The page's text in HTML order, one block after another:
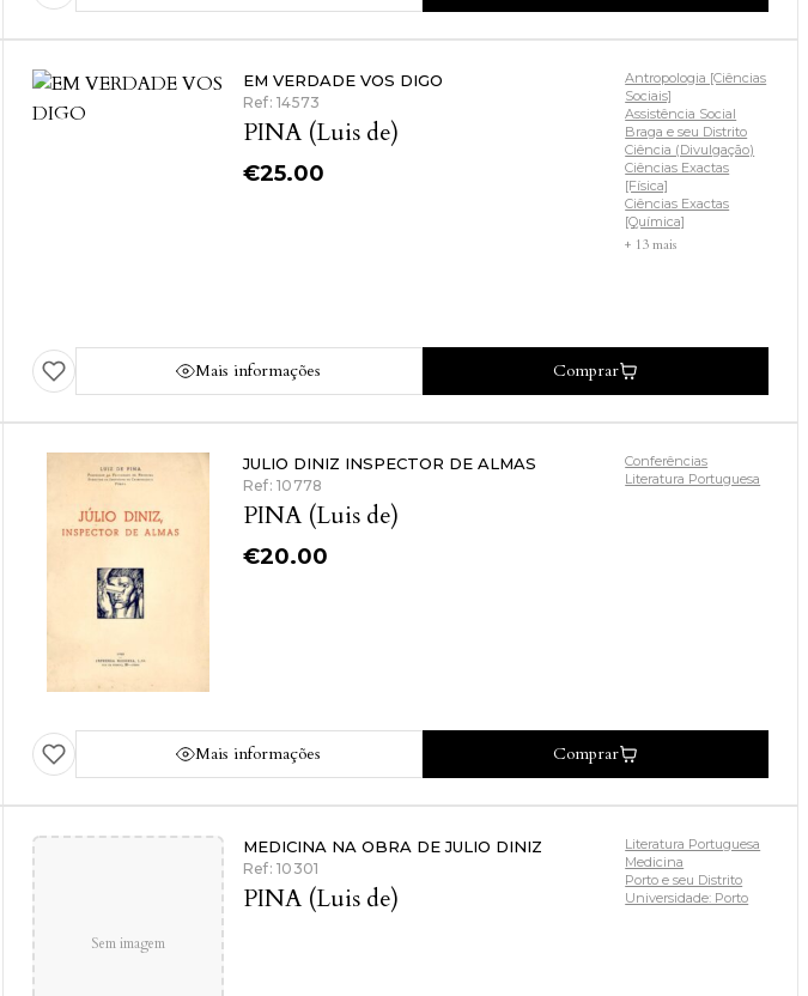
EM VERDADE VOS DIGO
Ref: 14573
PINA (Luis de)
€25.00
Antropologia [Ciências
Sociais]
Assistência Social
Braga e seu Distrito
Ciência (Divulgação)
Ciências Exactas
[Física]
Ciências Exactas
[Química]
+ 13 mais
Mais informações Comprar
JULIO DINIZ INSPECTOR DE ALMAS
Ref: 10778
PINA (Luis de)
€20.00
Conferências
Literatura Portuguesa
Mais informações Comprar
Sem imagem
MEDICINA NA OBRA DE JULIO DINIZ
Ref: 10301
PINA (Luis de)
Literatura Portuguesa
Medicina
Porto e seu Distrito
Universidade: Porto